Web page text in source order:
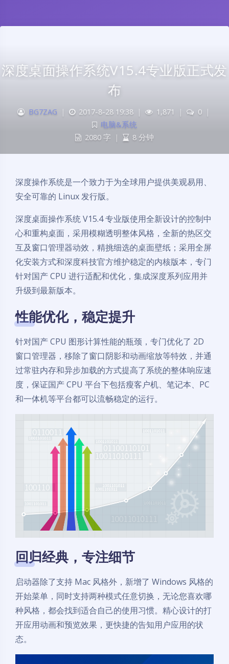
深度桌面操作系统V15.4专业版正式发
布
BG7ZAG | 2017-8-28 19:38 | 1,871 | 0 |
电脑&系统
2080 字
| 8 分钟
深度操作系统是一个致力于为全球用户提供美观易用、
安全可靠的 Linux 发行版。
深度桌面操作系统 V15.4 专业版使用全新设计的控制中
心和重构桌面，采用模糊透明整体风格，全新的热区交
互及窗口管理器动效，精挑细选的桌面壁纸；采用全屏
化安装方式和深度科技官方维护稳定的内核版本，专门
针对国产 CPU 进行适配和优化，集成深度系列应用并
升级到最新版本。
性能优化，稳定提升
针对国产 CPU 图形计算性能的瓶颈，专门优化了 2D
窗口管理器，移除了窗口阴影和动画缩放等特效，并通
过常驻内存和异步加载的方式提高了系统的整体响应速
度，保证国产 CPU 平台下包括瘦客户机、笔记本、PC
和一体机等平台都可以流畅稳定的运行。
回归经典，专注细节
启动器除了支持 Mac 风格外，新增了 Windows 风格的
开始菜单，同时支持两种模式任意切换，无论您喜欢哪
种风格，都会找到适合自己的使用习惯。精心设计的打
开应用动画和预览效果，更快捷的告知用户应用的状
态。